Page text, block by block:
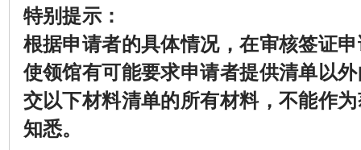
特别提示：
根据申请者的具体情况，在审核签证
使领馆有可能要求申请者提供清单以
交以下材料清单的所有材料，不能作
知悉。